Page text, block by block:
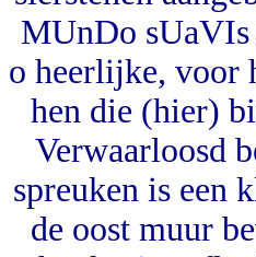
MUnDo
o heerlijke, voor
hen die (hier)
Verwaarloosd
spreuken is een
de oost muur